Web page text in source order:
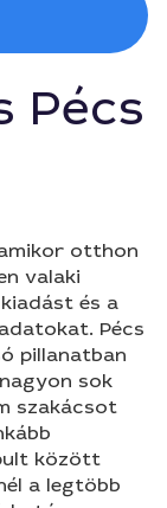
Pécs
otthon
valaki
és a
Pécs
pillanatban
sok
szakácsot
között
a legtöbb